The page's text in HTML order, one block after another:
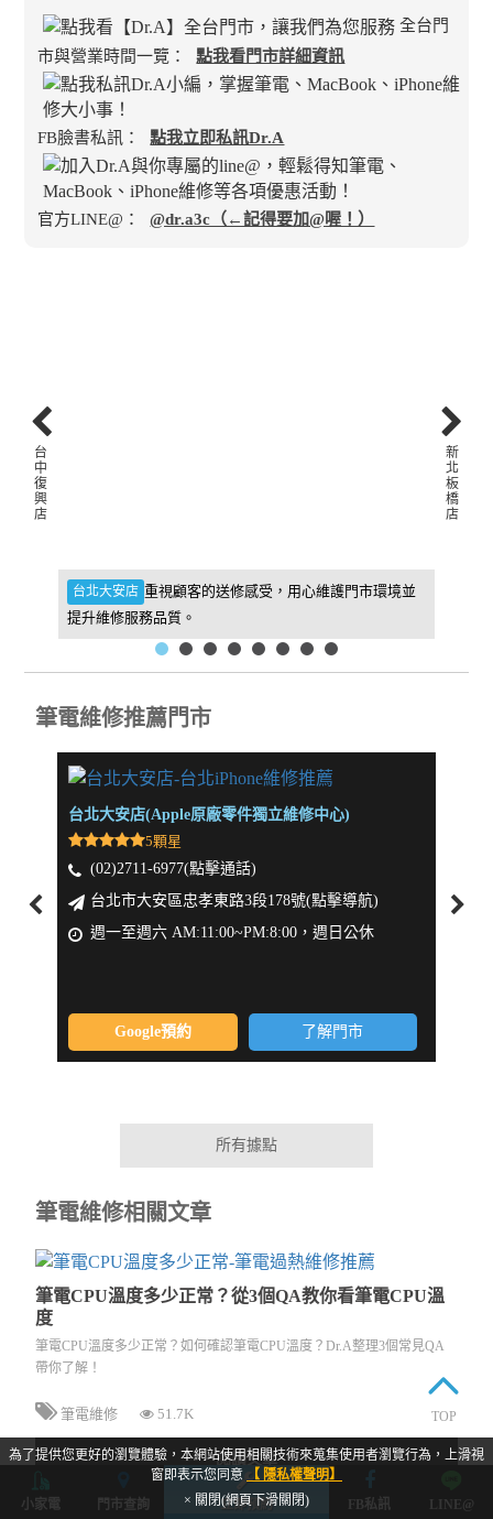
全台門
市與營業時間一覽：
點我看門市詳細資訊
FB臉書私訊： 點我立即私訊Dr.A
官方LINE@： @dr.a3c（←記得要加@喔！）
台北大安店 重視顧客的送修感受，用心維護門市環境並
提升維修服務品質。
新
北
板
橋
店
台
中
復
興
店
筆電維修推薦門市
台北大安店(Apple原廠零件獨立維修中心)
5顆星
(02)2711-6977(點擊通話)
台北市大安區忠孝東路3段178號(點擊導航)
週一至週六 AM:11:00~PM:8:00，週日公休
Google預約 了解門市
所有據點
筆電維修相關文章
筆電CPU溫度多少正常？從3個QA教你看筆電CPU溫
度
筆電CPU溫度多少正常？如何確認筆電CPU溫度？Dr.A整理3個常見QA
帶你了解！
筆電維修 51.7K
閱讀文章
小家電 門市查詢 立即預約 FB私訊 LINE@
為了提供您更好的瀏覽體驗，本網站使用相關技術來蒐集使用者瀏覽行為，上滑視
窗即表示您同意 【 隱私權聲明】
× 關閉(網頁下滑關閉)
TOP